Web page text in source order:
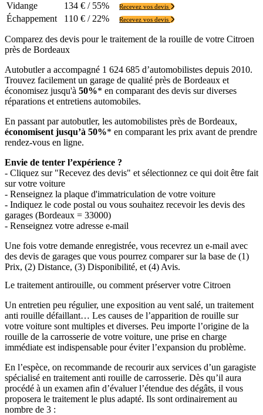
Vidange 134 € / 55% Recevez vos devis
Échappement 110 € / 22% Recevez vos devis
Comparez des devis pour le traitement de la rouille de votre Citroen
près de Bordeaux
Autobutler a accompagné 1 624 685 d’automobilistes depuis 2010.
Trouvez facilement un garage de qualité près de Bordeaux et
économisez jusqu'à 50%* en comparant des devis sur diverses
réparations et entretiens automobiles.
En passant par autobutler, les automobilistes près de Bordeaux,
économisent jusqu’à 50%* en comparant les prix avant de prendre
rendez-vous en ligne.
Envie de tenter l’expérience ?
- Cliquez sur "Recevez des devis" et sélectionnez ce qui doit être fait
sur votre voiture
- Renseignez la plaque d'immatriculation de votre voiture
- Indiquez le code postal ou vous souhaitez recevoir les devis des
garages (Bordeaux = 33000)
- Renseignez votre adresse e-mail
Une fois votre demande enregistrée, vous recevrez un e-mail avec
des devis de garages que vous pourrez comparer sur la base de (1)
Prix, (2) Distance, (3) Disponibilité, et (4) Avis.
Le traitement antirouille, ou comment préserver votre Citroen
Un entretien peu régulier, une exposition au vent salé, un traitement
anti rouille défaillant… Les causes de l’apparition de rouille sur
votre voiture sont multiples et diverses. Peu importe l’origine de la
rouille de la carrosserie de votre voiture, une prise en charge
immédiate est indispensable pour éviter l’expansion du problème.
En l’espèce, on recommande de recourir aux services d’un garagiste
spécialisé en traitement anti rouille de carrosserie. Dès qu’il aura
procédé à un examen afin d’évaluer l’étendue des dégâts, il vous
proposera le traitement le plus adapté. Ils sont ordinairement au
nombre de 3 :